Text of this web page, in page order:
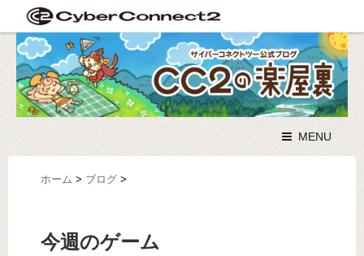
MENU
ホーム > ブログ >
今週のゲーム